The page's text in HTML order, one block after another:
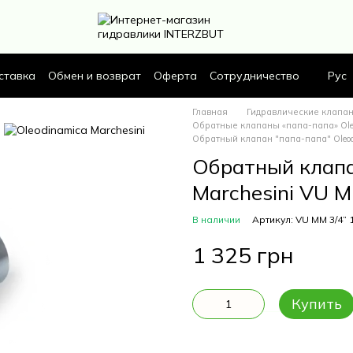
Обмен и возврат Оферта Сотрудничество Рус
Главная
Гидравлические
Обратные клапаны «папа-папа»
Обратный клапан "папа-папа"
Обратный
Marchesini VU
В наличии Артикул: VU MM 3/4”
1 325 грн
Купить